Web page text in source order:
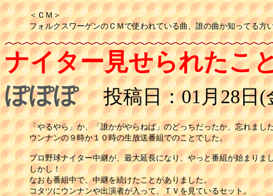
＜ＣＭ＞
フォルクスワーゲンのＣＭで使われている曲、誰の曲か知ってる方
ナイター見せられたこ
ぽぽぽ 投稿日：01月28日(
「やるやら」か、「誰かがやらねば」のどっちだったか、忘れまし
ウンナンの９時か１０時の生放送番組でのことでした。
プロ野球ナイター中継が、最大延長になり、やっと番組が始まりま
しかし！
なおも番組中で、中継を続けたことがありました。
コタツにウンナンや出演者が入って、ＴＶを見ているセット。